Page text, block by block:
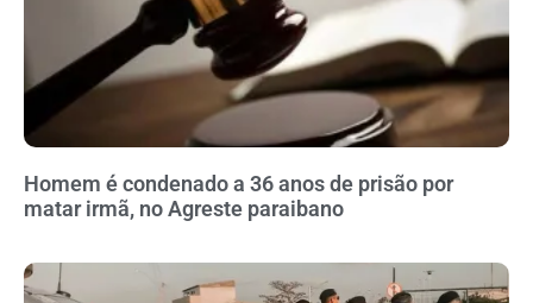
Homem é condenado a 36 anos de prisão por
matar irmã, no Agreste paraibano